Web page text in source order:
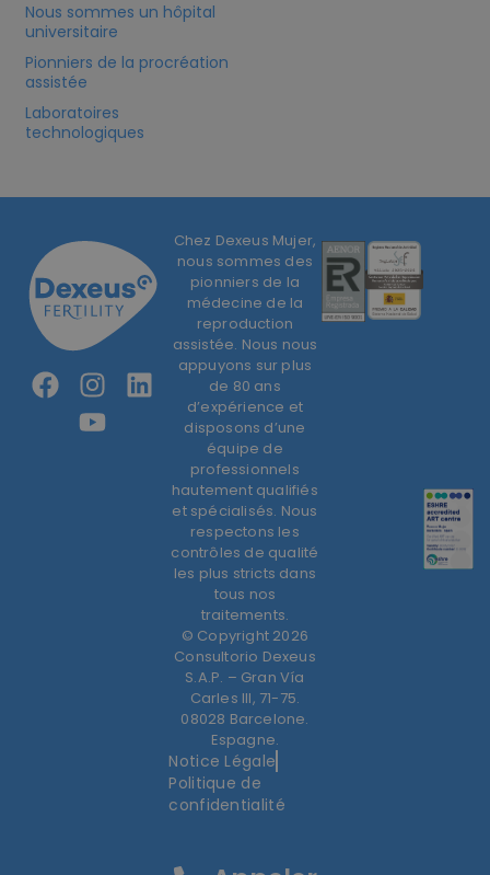
Nous sommes un hôpital
universitaire
Pionniers de la procréation
assistée
Laboratoires
technologiques
Chez Dexeus Mujer,
nous sommes des
pionniers de la
médecine de la
reproduction
assistée. Nous nous
appuyons sur plus
de 80 ans
d’expérience et
disposons d’une
équipe de
professionnels
hautement qualifiés
et spécialisés. Nous
respectons les
contrôles de qualité
les plus stricts dans
tous nos
traitements.
© Copyright 2026
Consultorio Dexeus
S.A.P. – Gran Vía
Carles III, 71-75.
08028 Barcelone.
Espagne.
Notice Légale
Politique de
confidentialité